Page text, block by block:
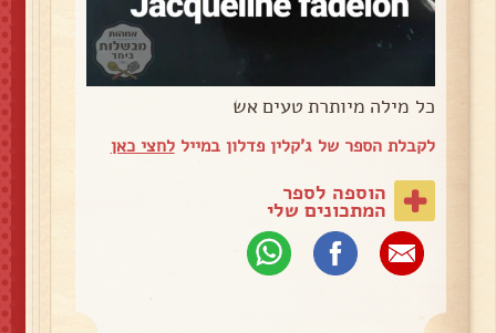
כל מילה מיותרת טעים אש
לקבלת הספר של ג'קלין פדלון במייללחצי כאן
הוספה לספר
המתכונים שלי